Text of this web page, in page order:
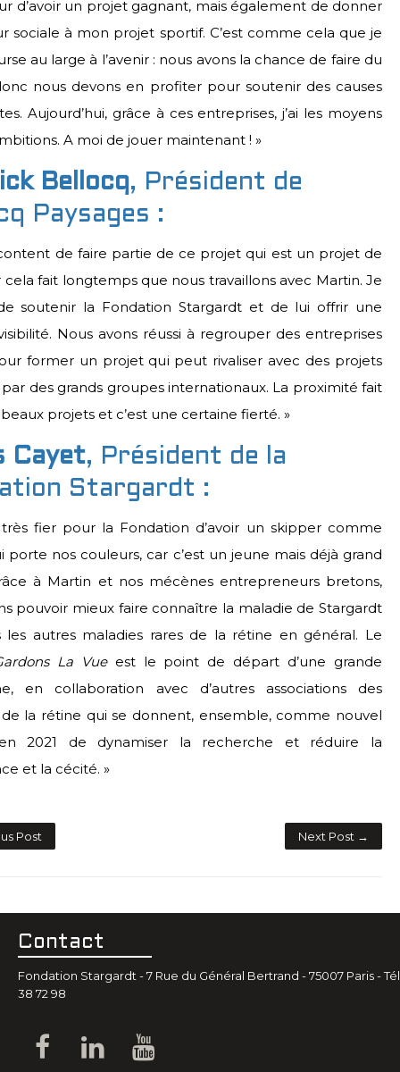
d’avoir un projet gagnant, mais également de donner
sociale à mon projet sportif. C’est comme cela que je
au large à l’avenir : nous avons la chance de faire du
nous devons en profiter pour soutenir des causes
Aujourd’hui, grâce à ces entreprises, j’ai les moyens
A moi de jouer maintenant ! »
Bellocq, Président de
Paysages :
de faire partie de ce projet qui est un projet de
fait longtemps que nous travaillons avec Martin. Je
soutenir la Fondation Stargardt et de lui offrir une
Nous avons réussi à regrouper des entreprises
former un projet qui peut rivaliser avec des projets
des grands groupes internationaux. La proximité fait
projets et c’est une certaine fierté. »
Cayet, Président de la
Stargardt :
fier pour la Fondation d’avoir un skipper comme
porte nos couleurs, car c’est un jeune mais déjà grand
à Martin et nos mécènes entrepreneurs bretons,
pouvoir mieux faire connaître la maladie de Stargardt
autres maladies rares de la rétine en général. Le
La Vueest le point de départ d’une grande
en collaboration avec d’autres associations des
la rétine qui se donnent, ensemble, comme nouvel
2021 de dynamiser la recherche et réduire la
et la cécité. »
Post Next Post →
Contact
Fondation Stargardt - 7 Rue du Général Bertrand - 75007 Paris -
38 72 98